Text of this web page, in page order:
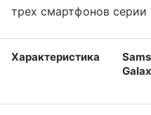
трех смартфонов серии
Характеристика